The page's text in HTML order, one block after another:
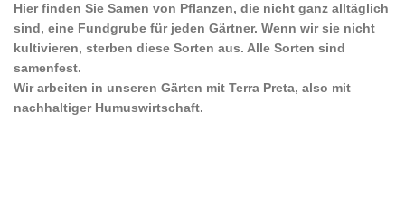
Hier finden Sie Samen von Pflanzen, die nicht ganz alltäglich
sind, eine Fundgrube für jeden Gärtner. Wenn wir sie nicht
kultivieren, sterben diese Sorten aus. Alle Sorten sind
samenfest.
Wir arbeiten in unseren Gärten mit Terra Preta, also mit
nachhaltiger Humuswirtschaft.